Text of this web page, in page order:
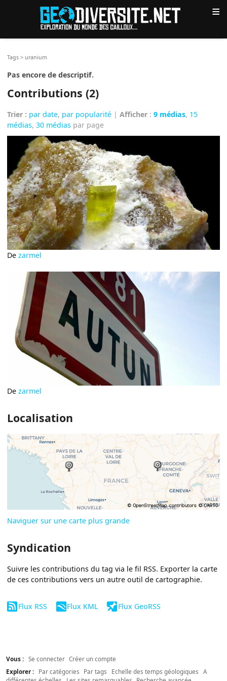
≡
Tags > uranium
Pas encore de descriptif.
Contributions (2)
Trier : par date, par popularité |Afficher :9 médias, 15
médias,30 médias par page
Dezarmel
Dezarmel
Localisation
Naviguer sur une carte plus grande
Syndication
Suivre les contributions du tag via le fil RSS. Exporter la carte
de ces contributions vers un autre outil de cartographie.
Flux RSS Flux KML Flux GeoRSS
Vous : Se connecter Créer un compte
Explorer :
Par catégories Par tags Echelle des temps géologiques
A